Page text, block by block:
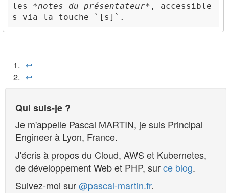
les *notes du présentateur* , accessible
s via la touche
`[s]`
↩︎
↩︎
Qui suis-je ?
Je m'appelle Pascal MARTIN, je suis Principal
Engineerà Lyon, France.
J'écris à propos du Cloud, AWS et Kubernetes,
de développement Web et PHP, surce blog.
Suivez-moi sur@pascal-martin.fr.